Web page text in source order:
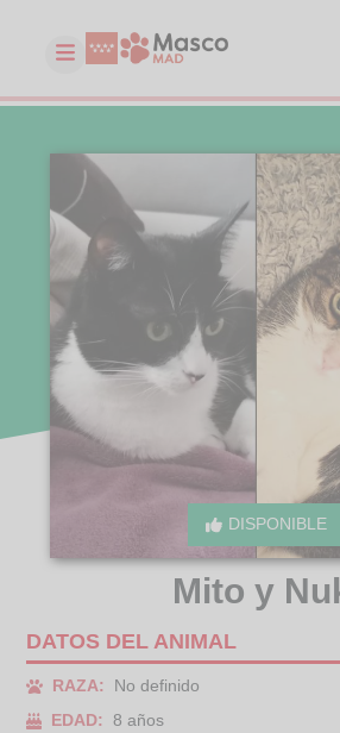
DISPONIBLE
Mito y
DATOS DEL ANIMAL
RAZA:
No definido
EDAD:
8 años